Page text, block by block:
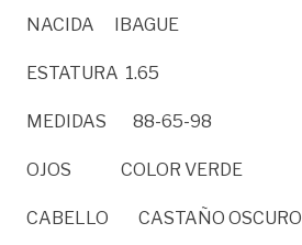
NACIDA IBAGUE
ESTATURA 1.65
MEDIDAS 88-65-98
OJOS COLOR VERDE
CABELLO CASTAÑO OSCURO